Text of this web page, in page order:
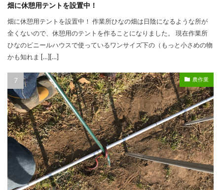
畑に休憩用テントを設置中！
畑に休憩用テントを設置中！ 作業所ひなの畑は日陰になるような所が
全くないので、休憩用のテントを作ることになりました。 現在作業所
ひなのビニールハウスで使っているワンサイズ下の（もっと小さめの物
かも知れま […][…]
農作業